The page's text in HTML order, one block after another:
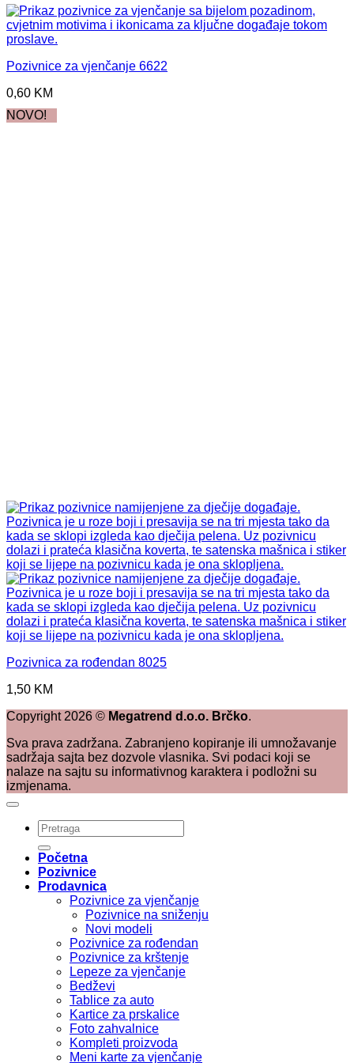
Pozivnice za vjenčanje 6622
0,60 KM
NOVO!
Pozivnica za rođendan 8025
1,50 KM
Copyright 2026 © Megatrend d.o.o. Brčko.
Sva prava zadržana. Zabranjeno kopiranje ili umnožavanje
sadržaja sajta bez dozvole vlasnika. Svi podaci koji se
nalaze na sajtu su informativnog karaktera i podložni su
izmjenama.
Pretraži:
Početna
Pozivnice
Prodavnica
Pozivnice za vjenčanje
Pozivnice na sniženju
Novi modeli
Pozivnice za rođendan
Pozivnice za krštenje
Lepeze za vjenčanje
Bedževi
Tablice za auto
Kartice za prskalice
Foto zahvalnice
Kompleti proizvoda
Meni karte za vjenčanje